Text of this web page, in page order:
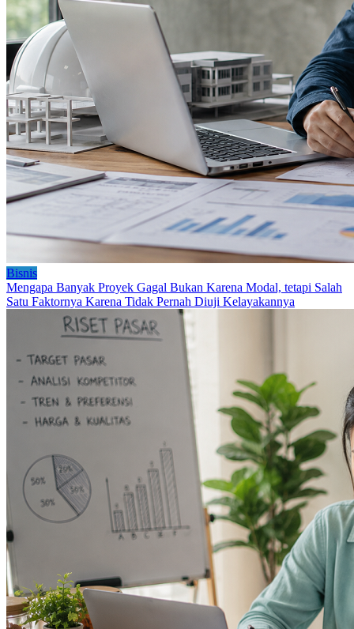
Bisnis
Mengapa Banyak Proyek Gagal Bukan Karena Modal, tetapi Salah
Satu Faktornya Karena Tidak Pernah Diuji Kelayakannya